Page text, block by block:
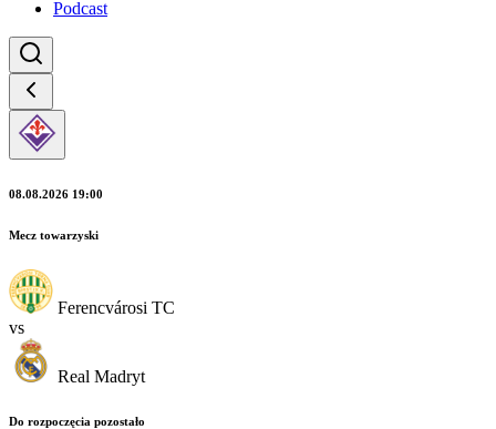
Podcast
08.08.2026 19:00
Mecz towarzyski
Ferencvárosi TC
vs
Real Madryt
Do rozpoczęcia pozostało